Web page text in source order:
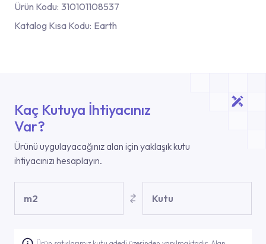
Ürün Kodu: 310101108537
Katalog Kısa Kodu: Earth
Kaç Kutuya İhtiyacınız
Var?
Ürünü uygulayacağınız alan için yaklaşık kutu
ihtiyacınızı hesaplayın.
m2 Kutu